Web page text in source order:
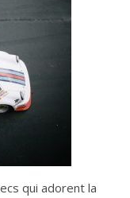
qui adorent la